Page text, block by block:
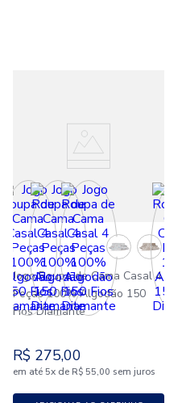
Jogo Roupa de Cama Casal 4
Peças 100% Algodão 150
Fios Diamante
R$ 275,00
em até 5x de R$ 55,00 sem juros